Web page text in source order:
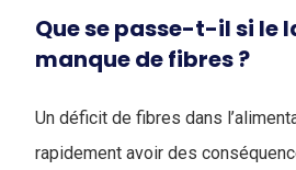
Que se passe-t-il si le
manque de fibres ?
Un déficit de fibres dans
rapidement avoir des